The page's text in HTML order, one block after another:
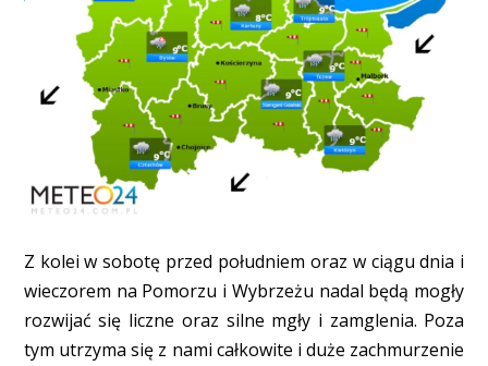
Z kolei w sobotę przed południem oraz w ciągu dnia i
wieczorem na Pomorzu i Wybrzeżu nadal będą mogły
rozwijać się liczne oraz silne mgły i zamglenia. Poza
tym utrzyma się z nami całkowite i duże zachmurzenie